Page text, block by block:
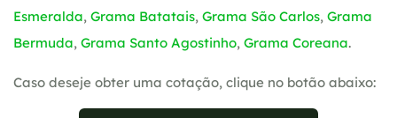
Esmeralda, Grama Batatais, Grama São Carlos, Grama
Bermuda, Grama Santo Agostinho, Grama Coreana.
Caso deseje obter uma cotação, clique no botão abaixo: